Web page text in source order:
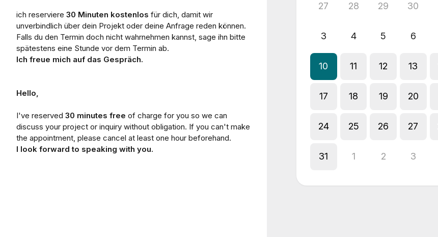
ich reserviere 30 Minuten kostenlos für dich, damit wir
unverbindlich über dein Projekt oder deine Anfrage reden können.
Falls du den Termin doch nicht wahrnehmen kannst, sage ihn bitte
spätestens eine Stunde vor dem Termin ab.
Ich freue mich auf das Gespräch.
Hello,
I've reserved 30 minutes free of charge for you so we can
discuss your project or inquiry without obligation. If you can't make
the appointment, please cancel at least one hour beforehand.
I look forward to speaking with you.
27 28 29 30
3 4 5 6
10 11 12 13
17 18 19 20
24 25 26 27
31 1 2 3